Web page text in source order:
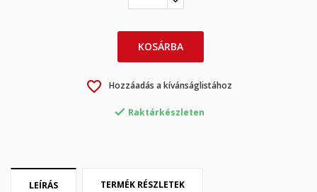
KOSÁRBA
favorite_border Hozzáadás a kívánságlistához
 Raktárkészleten
LEÍRÁS TERMÉK RÉSZLETEK
Kívánságlista létrehozása
Bejelentkezés